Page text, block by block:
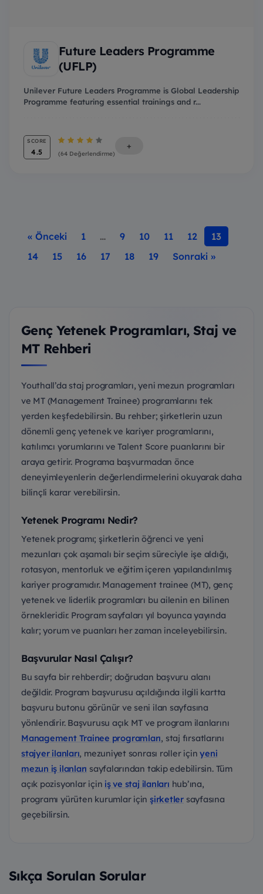
Future Leaders Programme
(UFLP)
Unilever Future Leaders Programme is Global Leadership
Programme featuring essential trainings and r...
SCORE
4.5 (64 Değerlendirme)
+
« Önceki 1 … 9 10 11 12
13
14
15 16 17 18 19 Sonraki »
Genç Yetenek Programları, Staj ve
MT Rehberi
Youthall’da staj programları, yeni mezun programları
ve MT (Management Trainee) programlarını tek
yerden keşfedebilirsin. Bu rehber; şirketlerin uzun
dönemli genç yetenek ve kariyer programlarını,
katılımcı yorumlarını ve Talent Score puanlarını bir
araya getirir. Programa başvurmadan önce
deneyimleyenlerin değerlendirmelerini okuyarak daha
bilinçli karar verebilirsin.
Yetenek Programı Nedir?
Yetenek programı; şirketlerin öğrenci ve yeni
mezunları çok aşamalı bir seçim süreciyle işe aldığı,
rotasyon, mentorluk ve eğitim içeren yapılandırılmış
kariyer programıdır. Management trainee (MT), genç
yetenek ve liderlik programları bu ailenin en bilinen
örnekleridir. Program sayfaları yıl boyunca yayında
kalır; yorum ve puanları her zaman inceleyebilirsin.
Başvurular Nasıl Çalışır?
Bu sayfa bir rehberdir; doğrudan başvuru alanı
değildir. Program başvurusu açıldığında ilgili kartta
başvuru butonu görünür ve seni ilan sayfasına
yönlendirir. Başvurusu açık MT ve program ilanlarını
Management Trainee programları, staj fırsatlarını
stajyer ilanları, mezuniyet sonrası roller içinyeni
mezun iş ilanları sayfalarından takip edebilirsin. Tüm
açık pozisyonlar için iş ve staj ilanları hub’ına,
programı yürüten kurumlar içinşirketler sayfasına
geçebilirsin.
Sıkça Sorulan Sorular